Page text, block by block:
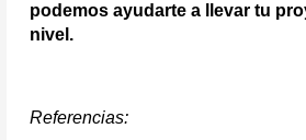
podemos ayudarte a llevar tu
nivel.
Referencias: